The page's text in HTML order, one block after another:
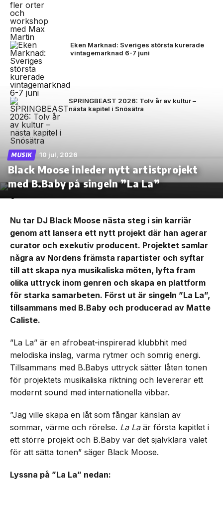
Eken Marknad: Sveriges största kurerade
vintagemarknad 6-7 juni
SPRINGBEAST 2026: Tolv år av kultur –
nästa kapitel i Snösätra
MUSIK 10 jul, 2026
Black Moose inleder nytt artistprojekt
med B.Baby på singeln ”La La”
Nu tar DJ Black Moose nästa steg i sin karriär
genom att lansera ett nytt projekt där han agerar
curator och exekutiv producent. Projektet samlar
några av Nordens främsta rapartister och syftar
till att skapa nya musikaliska möten, lyfta fram
olika uttryck inom genren och skapa en plattform
för starka samarbeten. Först ut är singeln ”La La”,
tillsammans med B.Baby och producerad av Matte
Caliste.
”La La” är en afrobeat-inspirerad klubbhit med
melodiska inslag, varma rytmer och somrig energi.
Tillsammans med B.Babys uttryck sätter låten tonen
för projektets musikaliska riktning och levererar ett
modernt sound med internationella vibbar.
”Jag ville skapa en låt som fångar känslan av
sommar, värme och rörelse. La Laär första kapitlet i
ett större projekt och B.Baby var det självklara valet
för att sätta tonen” säger Black Moose.
Lyssna på ”La La” nedan: